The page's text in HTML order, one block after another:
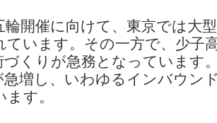
開催に向けて、東京では大
ています。その一方で、少子
づくりが急務となっています
急増し、いわゆるインバウン
す。